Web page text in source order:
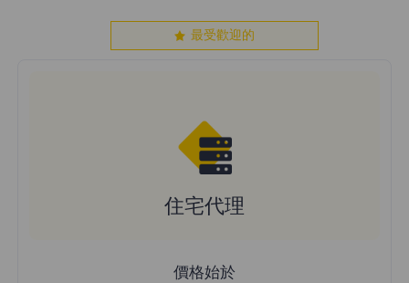
最受歡迎的
住宅代理
價格始於